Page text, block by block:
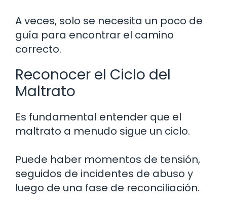
A veces, solo se necesita un poco de
guía para encontrar el camino
correcto.
Reconocer el Ciclo del
Maltrato
Es fundamental entender que el
maltrato a menudo sigue un ciclo.
Puede haber momentos de tensión,
seguidos de incidentes de abuso y
luego de una fase de reconciliación.